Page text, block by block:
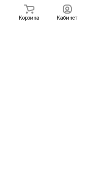
Корзина Кабинет